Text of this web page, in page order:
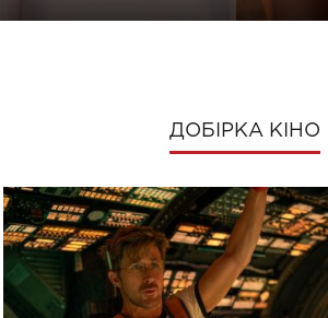
ДОБІРКА КІНО